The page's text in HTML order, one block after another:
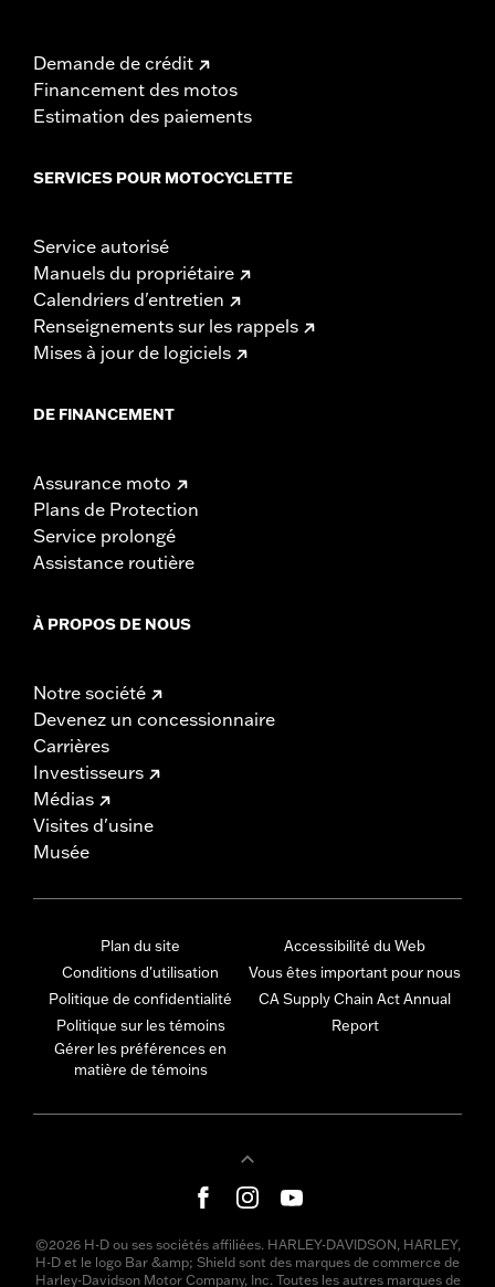
Demande de crédit
Financement des motos
Estimation des paiements
SERVICES POUR MOTOCYCLETTE
Service autorisé
Manuels du propriétaire
Calendriers d'entretien
Renseignements sur les rappels
Mises à jour de logiciels
DE FINANCEMENT
Assurance moto
Plans de Protection
Service prolongé
Assistance routière
À PROPOS DE NOUS
Notre société
Devenez un concessionnaire
Carrières
Investisseurs
Médias
Visites d'usine
Musée
Plan du site
Conditions d'utilisation
Politique de confidentialité
Politique sur les témoins
Gérer les préférences en
matière de témoins
Accessibilité du Web
Vous êtes important pour nous
CA Supply Chain Act Annual
Report
©2026 H-D ou ses sociétés affiliées. HARLEY-DAVIDSON, HARLEY,
H-D et le logo Bar &amp; Shield sont des marques de commerce de
Harley-Davidson Motor Company, Inc. Toutes les autres marques de